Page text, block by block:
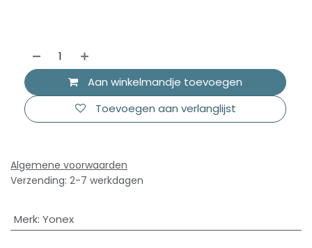
Aan winkelmandje toevoegen
Toevoegen aan verlanglijst
Algemene voorwaarden
Verzending: 2-7 werkdagen
Merk: Yonex